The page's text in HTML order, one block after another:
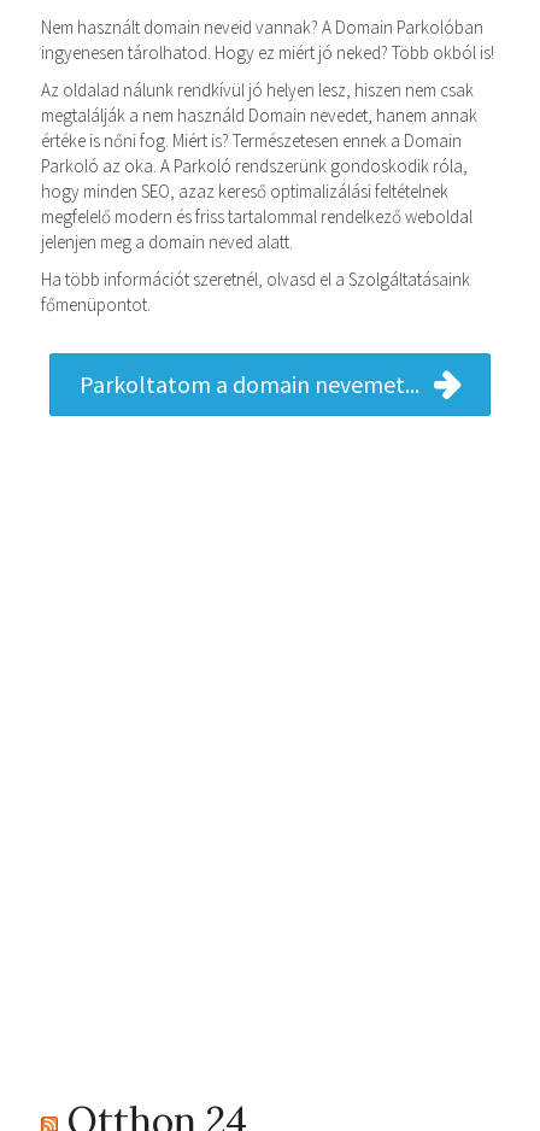
Nem használt domain neveid vannak? A Domain Parkolóban
ingyenesen tárolhatod. Hogy ez miért jó neked? Több okból is!
Az oldalad nálunk rendkívül jó helyen lesz, hiszen nem csak
megtalálják a nem használd Domain nevedet, hanem annak
értéke is nőni fog. Miért is? Természetesen ennek a Domain
Parkoló az oka. A Parkoló rendszerünk gondoskodik róla,
hogy minden SEO, azaz kereső optimalizálási feltételnek
megfelelő modern és friss tartalommal rendelkező weboldal
jelenjen meg a domain neved alatt.
Ha több információt szeretnél, olvasd el a Szolgáltatásaink
főmenüpontot.
Parkoltatom a domain nevemet...